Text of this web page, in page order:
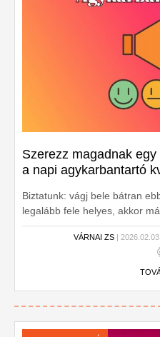
Szerezz magadnak
a napi agykarbantartó
Biztatunk: vágj bele bátran
legalább fele helyes, akkor
Játszd le ezt most, és
ismerőseidnek!VÁRNAI ZS| 2026.02.03